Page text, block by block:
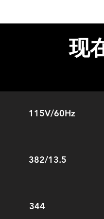
现
115V/60Hz
382/13.5
344